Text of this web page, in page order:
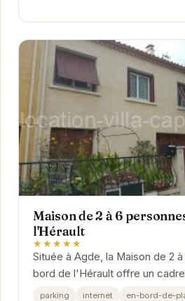
Maison de 2 à 6
l'Hérault
★★★★★
Située à Agde, la Maison de 2
bord de l'Hérault offre un
vacances relaxantes. Avec sa
parking internet
en-bord-de-